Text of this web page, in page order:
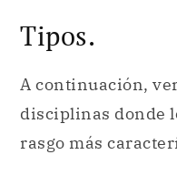
Tipos.
A continuación,
disciplinas donde
rasgo más